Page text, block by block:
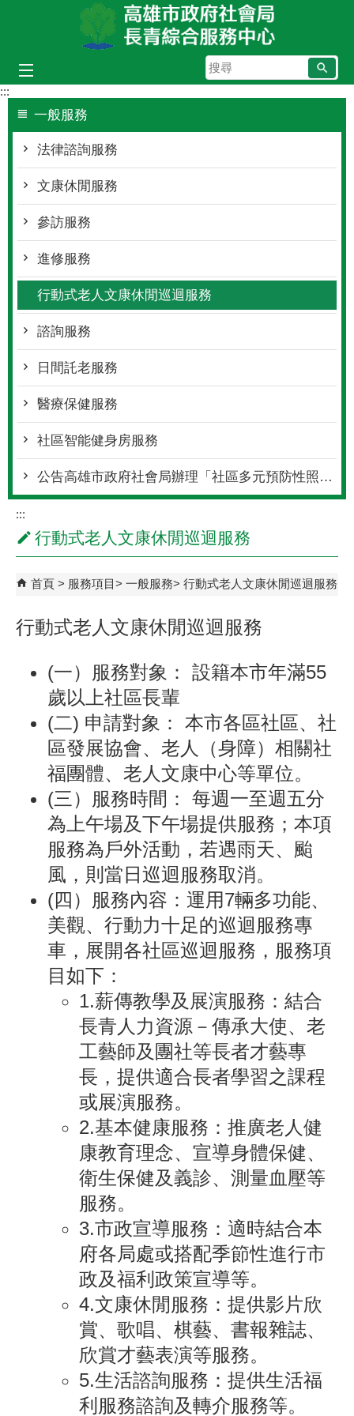
跳到主要內容區塊
搜
尋
:::
一般服務
法律諮詢服務
文康休閒服務
參訪服務
進修服務
行動式老人文康休閒巡迴服務
諮詢服務
日間託老服務
醫療保健服務
社區智能健身房服務
公告高雄市政府社會局辦理「社區多元預防性照顧服務資源及量能提升方案-社區式多元預防性活動與課程-長青學苑」獎助
:::
行動式老人文康休閒巡迴服務
首頁 服務項目 一般服務 行動式老人文康休閒巡迴服務
行動式老人文康休閒巡迴服務
(一）服務對象： 設籍本市年滿55
歲以上社區長輩
(二) 申請對象： 本市各區社區、社
區發展協會、老人（身障）相關社
福團體、老人文康中心等單位。
(三）服務時間： 每週一至週五分
為上午場及下午場提供服務；本項
服務為戶外活動，若遇雨天、颱
風，則當日巡迴服務取消。
(四）服務內容：運用7輛多功能、
美觀、行動力十足的巡迴服務專
車，展開各社區巡迴服務，服務項
目如下：
1.薪傳教學及展演服務：結合
長青人力資源－傳承大使、老
工藝師及團社等長者才藝專
長，提供適合長者學習之課程
或展演服務。
2.基本健康服務：推廣老人健
康教育理念、宣導身體保健、
衛生保健及義診、測量血壓等
服務。
3.市政宣導服務：適時結合本
府各局處或搭配季節性進行市
政及福利政策宣導等。
4.文康休閒服務：提供影片欣
賞、歌唱、棋藝、書報雜誌、
欣賞才藝表演等服務。
5.生活諮詢服務：提供生活福
利服務諮詢及轉介服務等。